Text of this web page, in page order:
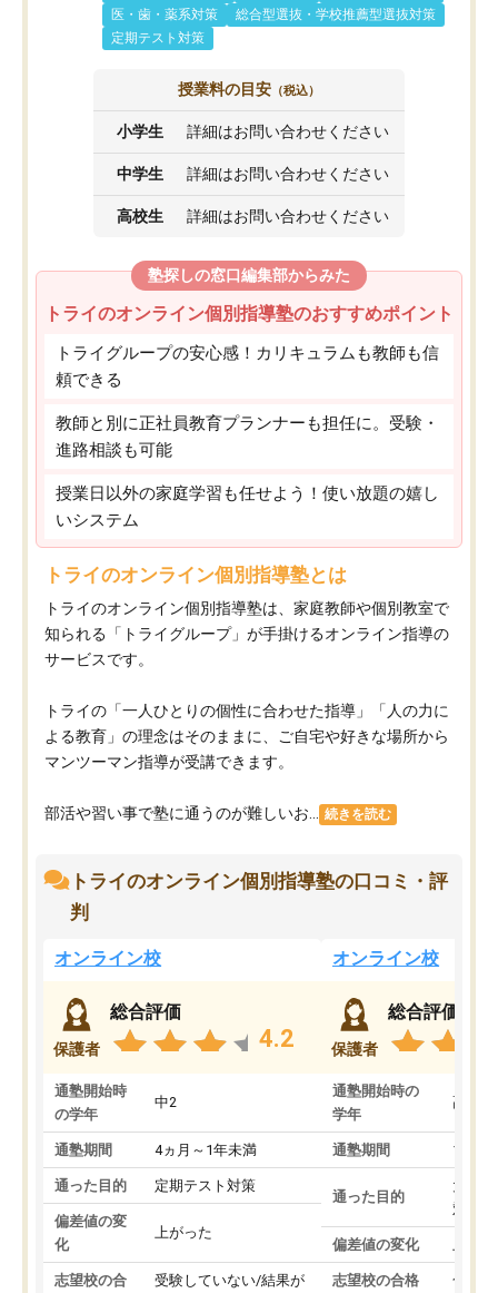
医・歯・薬系対策
総合型選抜・学校推薦型選抜対策
定期テスト対策
授業料の目安 （税込）
小学生 詳細はお問い合わせください
中学生 詳細はお問い合わせください
高校生 詳細はお問い合わせください
塾探しの窓口編集部からみた
トライのオンライン個別指導塾のおすすめポイント
トライグループの安心感！カリキュラムも教師も信
頼できる
教師と別に正社員教育プランナーも担任に。受験・
進路相談も可能
授業日以外の家庭学習も任せよう！使い放題の嬉し
いシステム
トライのオンライン個別指導塾とは
トライのオンライン個別指導塾は、家庭教師や個別教室で
知られる「トライグループ」が手掛けるオンライン指導の
サービスです。
トライの「一人ひとりの個性に合わせた指導」「人の力に
よる教育」の理念はそのままに、ご自宅や好きな場所から
マンツーマン指導が受講できます。
部活や習い事で塾に通うのが難しいお... 続きを読む
トライのオンライン個別指導塾の口コミ・評
判
オンライン校
保護者
総合評価
4.2
通塾開始時
の学年
中2
通塾期間 4ヵ月～1年未満
通った目的 定期テスト対策
偏差値の変
化
上がった
志望校の合
受験していない/結果が
オンライン校
保護者
総合評価
通塾開始時の
学年
高3
通塾期間 1～3
通った目的
大学
対策
偏差値の変化
志望校の合格 合格